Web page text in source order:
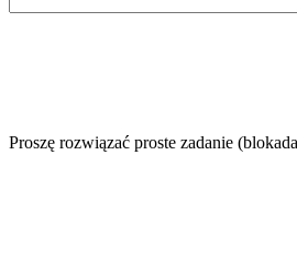
Proszę rozwiązać proste zadanie